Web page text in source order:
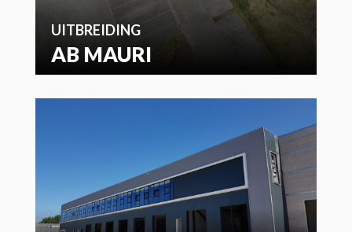
UITBREIDING
AB MAURI